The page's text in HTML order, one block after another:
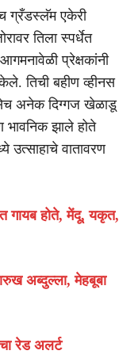
ग्रँडस्लॅम एकेरी
तिला स्पर्धेत
प्रेक्षकांनी
तिची बहीण व्हीनस
अनेक दिग्गज खेळाडू
भावनिक झाले होते
उत्साहाचे वातावरण
गायब होते, मेंदू, यकृत,
अब्दुल्ला, मेहबूबा
रेड अलर्ट